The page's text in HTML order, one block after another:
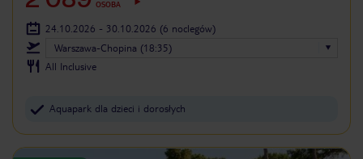
OSOBA
24.10.2026 - 30.10.2026 (6 noclegów)
Warszawa-Chopina (18:35)
All Inclusive
Aquapark dla dzieci i dorosłych